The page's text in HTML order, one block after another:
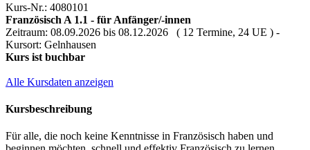
Kurs-Nr.: 4080101
Französisch A 1.1 - für Anfänger/-innen
Zeitraum: 08.09.2026 bis 08.12.2026 ( 12 Termine, 24 UE ) -
Kursort: Gelnhausen
Kurs ist buchbar
Alle Kursdaten anzeigen
Kursbeschreibung
Für alle, die noch keine Kenntnisse in Französisch haben und